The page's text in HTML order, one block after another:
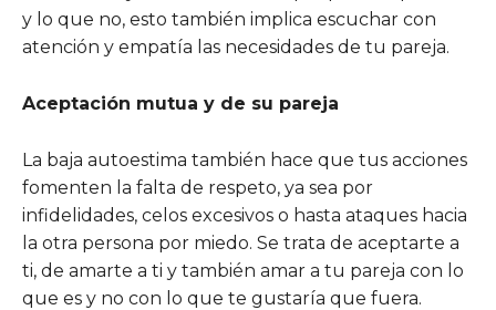
y lo que no, esto también implica escuchar con
atención y empatía las necesidades de tu pareja.
Aceptación mutua y de su pareja
La baja autoestima también hace que tus acciones
fomenten la falta de respeto, ya sea por
infidelidades, celos excesivos o hasta ataques hacia
la otra persona por miedo. Se trata de aceptarte a
ti, de amarte a ti y también amar a tu pareja con lo
que es y no con lo que te gustaría que fuera.